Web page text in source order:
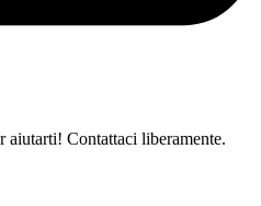
aiutarti! Contattaci liberamente.